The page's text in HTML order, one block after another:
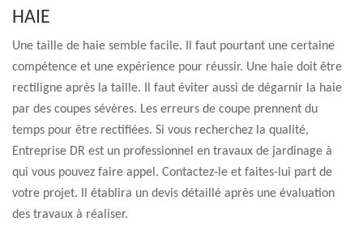
HAIE
Une taille de haie semble facile. Il faut pourtant une certaine
compétence et une expérience pour réussir. Une haie doit être
rectiligne après la taille. Il faut éviter aussi de dégarnir la haie
par des coupes sévères. Les erreurs de coupe prennent du
temps pour être rectifiées. Si vous recherchez la qualité,
Entreprise DR est un professionnel en travaux de jardinage à
qui vous pouvez faire appel. Contactez-le et faites-lui part de
votre projet. Il établira un devis détaillé après une évaluation
des travaux à réaliser.